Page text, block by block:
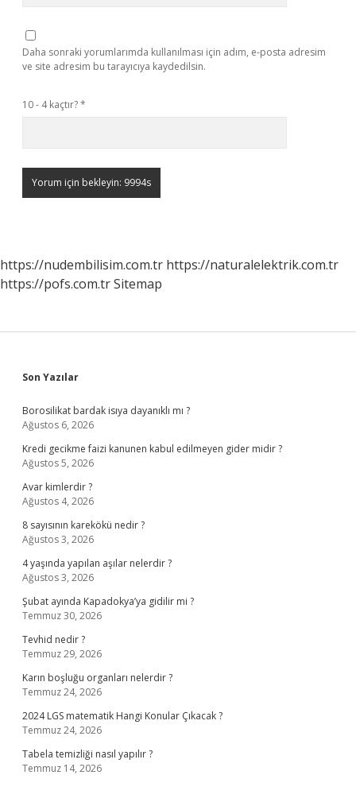
Daha sonraki yorumlarımda kullanılması için adım, e-posta adresim
ve site adresim bu tarayıcıya kaydedilsin.
10 - 4 kaçtır?*
https://nudembilisim.com.tr https://naturalelektrik.com.tr
https://pofs.com.trSitemap
Sidebar
Son Yazılar
Borosilikat bardak isıya dayanıklı mı ?
Ağustos 6, 2026
Kredi gecikme faizi kanunen kabul edilmeyen gider midir ?
Ağustos 5, 2026
Avar kimlerdir ?
Ağustos 4, 2026
8 sayısının karekökü nedir ?
Ağustos 3, 2026
4 yaşında yapılan aşılar nelerdir ?
Ağustos 3, 2026
Şubat ayında Kapadokya’ya gidilir mi ?
Temmuz 30, 2026
Tevhid nedir ?
Temmuz 29, 2026
Karın boşluğu organları nelerdir ?
Temmuz 24, 2026
2024 LGS matematik Hangi Konular Çıkacak ?
Temmuz 24, 2026
Tabela temizliği nasıl yapılır ?
Temmuz 14, 2026